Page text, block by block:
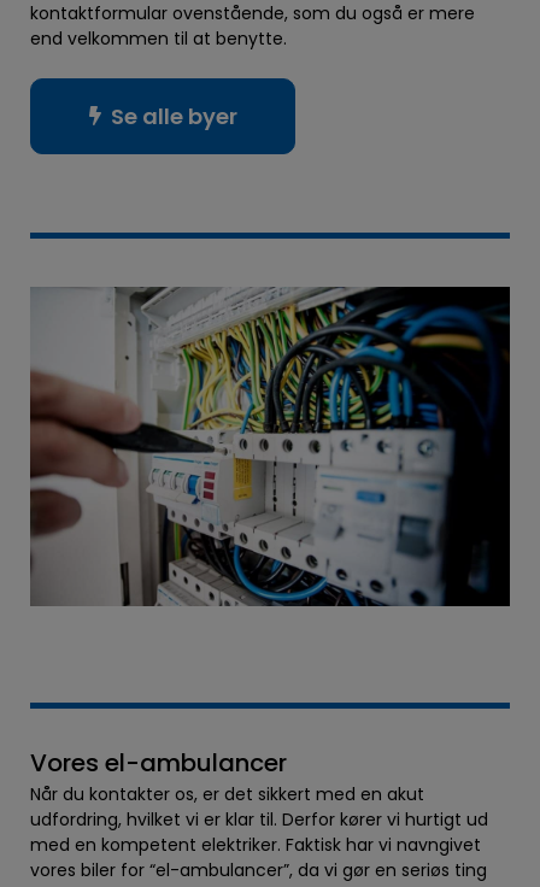
kontaktformular ovenstående, som du også er mere
end velkommen til at benytte.
Se alle byer
Vores el-ambulancer
Når du kontakter os, er det sikkert med en akut
udfordring, hvilket vi er klar til. Derfor kører vi hurtigt ud
med en kompetent elektriker. Faktisk har vi navngivet
vores biler for “el-ambulancer”, da vi gør en seriøs ting